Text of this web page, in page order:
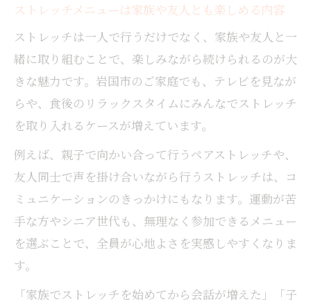
ストレッチメニューは家族や友人とも楽しめる内容
ストレッチは一人で行うだけでなく、家族や友人と一
緒に取り組むことで、楽しみながら続けられるのが大
きな魅力です。岩国市のご家庭でも、テレビを見なが
らや、食後のリラックスタイムにみんなでストレッチ
を取り入れるケースが増えています。
例えば、親子で向かい合って行うペアストレッチや、
友人同士で声を掛け合いながら行うストレッチは、コ
ミュニケーションのきっかけにもなります。運動が苦
手な方やシニア世代も、無理なく参加できるメニュー
を選ぶことで、全員が心地よさを実感しやすくなりま
す。
「家族でストレッチを始めてから会話が増えた」「子